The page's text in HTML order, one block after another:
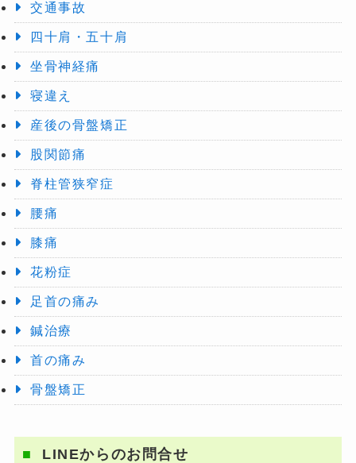
交通事故
四十肩・五十肩
坐骨神経痛
寝違え
産後の骨盤矯正
股関節痛
脊柱管狭窄症
腰痛
膝痛
花粉症
足首の痛み
鍼治療
首の痛み
骨盤矯正
LINEからのお問合せ